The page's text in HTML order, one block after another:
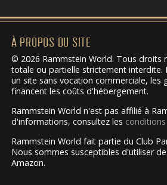
À PROPOS DU SITE
© 2026 Rammstein World. Tous droits
totale ou partielle strictement interdite.
un site sans vocation commerciale, les
financent les coûts d'hébergement.
Rammstein World n'est pas affilié à
d'informations, consultez les
Rammstein World fait partie du Club
Nous sommes susceptibles d'utiliser
Amazon.